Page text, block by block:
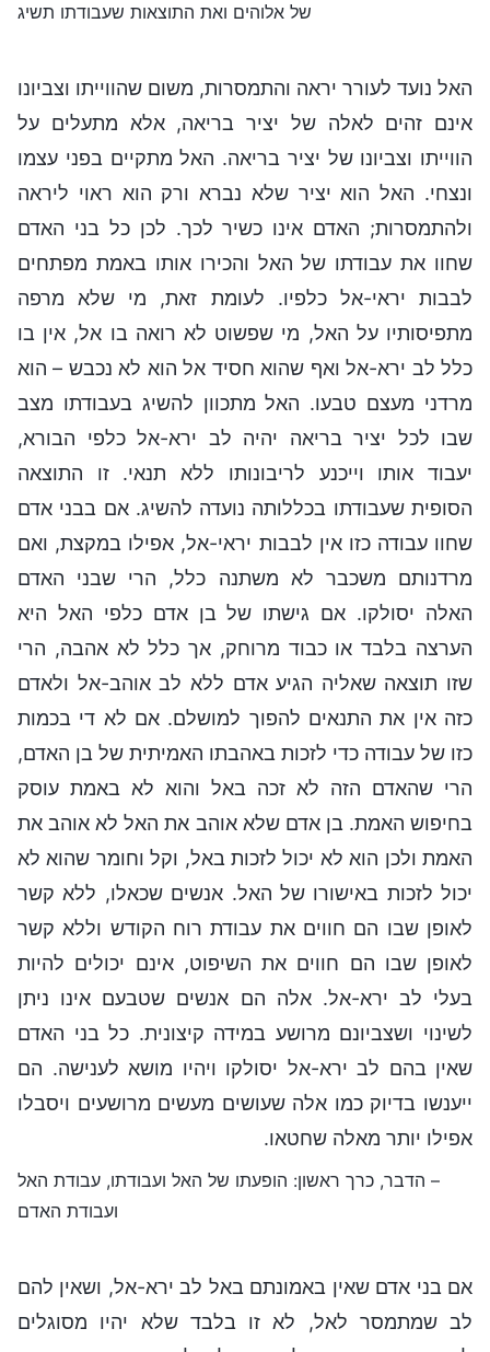
של אלוהים ואת התוצאות שעבודתו תשיג
האל נועד לעורר יראה והתמסרות, משום שהווייתו וצביונו
אינם זהים לאלה של יציר בריאה, אלא מתעלים על
הווייתו וצביונו של יציר בריאה. האל מתקיים בפני עצמו
ונצחי. האל הוא יציר שלא נברא ורק הוא ראוי ליראה
ולהתמסרות; האדם אינו כשיר לכך. לכן כל בני האדם
שחוו את עבודתו של האל והכירו אותו באמת מפתחים
לבבות יראי-אל כלפיו. לעומת זאת, מי שלא מרפה
מתפיסותיו על האל, מי שפשוט לא רואה בו אל, אין בו
כלל לב ירא-אל ואף שהוא חסיד אל הוא לא נכבש – הוא
מרדני מעצם טבעו. האל מתכוון להשיג בעבודתו מצב
שבו לכל יציר בריאה יהיה לב ירא-אל כלפי הבורא,
יעבוד אותו וייכנע לריבונותו ללא תנאי. זו התוצאה
הסופית שעבודתו בכללותה נועדה להשיג. אם בבני אדם
שחוו עבודה כזו אין לבבות יראי-אל, אפילו במקצת, ואם
מרדנותם משכבר לא משתנה כלל, הרי שבני האדם
האלה יסולקו. אם גישתו של בן אדם כלפי האל היא
הערצה בלבד או כבוד מרוחק, אך כלל לא אהבה, הרי
שזו תוצאה שאליה הגיע אדם ללא לב אוהב-אל ולאדם
כזה אין את התנאים להפוך למושלם. אם לא די בכמות
כזו של עבודה כדי לזכות באהבתו האמיתית של בן האדם,
הרי שהאדם הזה לא זכה באל והוא לא באמת עוסק
בחיפוש האמת. בן אדם שלא אוהב את האל לא אוהב את
האמת ולכן הוא לא יכול לזכות באל, וקל וחומר שהוא לא
יכול לזכות באישורו של האל. אנשים שכאלו, ללא קשר
לאופן שבו הם חווים את עבודת רוח הקודש וללא קשר
לאופן שבו הם חווים את השיפוט, אינם יכולים להיות
בעלי לב ירא-אל. אלה הם אנשים שטבעם אינו ניתן
לשינוי ושצביונם מרושע במידה קיצונית. כל בני האדם
שאין בהם לב ירא-אל יסולקו ויהיו מושא לענישה. הם
ייענשו בדיוק כמו אלה שעושים מעשים מרושעים ויסבלו
אפילו יותר מאלה שחטאו.
– הדבר, כרך ראשון: הופעתו של האל ועבודתו, עבודת האל
ועבודת האדם
אם בני אדם שאין באמונתם באל לב ירא-אל, ושאין להם
לב שמתמסר לאל, לא זו בלבד שלא יהיו מסוגלים